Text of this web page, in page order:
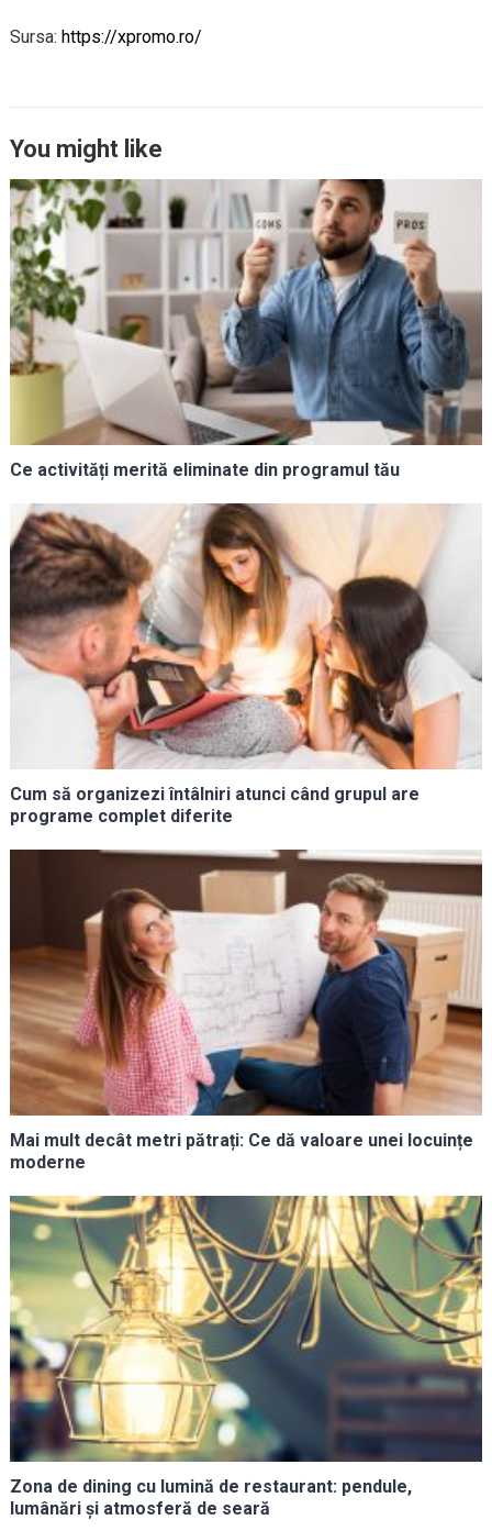
Sursa: https://xpromo.ro/
You might like
Ce activități merită eliminate din programul tău
Cum să organizezi întâlniri atunci când grupul are
programe complet diferite
Mai mult decât metri pătrați: Ce dă valoare unei locuințe
moderne
Zona de dining cu lumină de restaurant: pendule,
lumânări și atmosferă de seară